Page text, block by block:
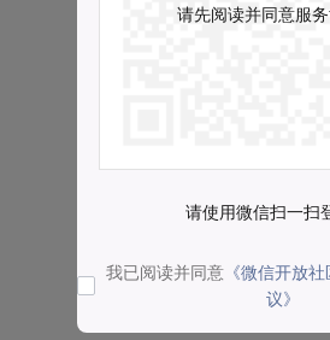
请先阅读并同意服
请使用微信扫一扫
我已阅读并同意 《微信开放
议》